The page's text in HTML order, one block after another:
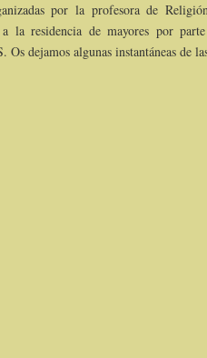
por la profesora de
la residencia de mayores por
Os dejamos algunas instantáneas de